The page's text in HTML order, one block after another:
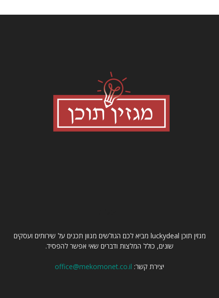
מגזין תוכן luckydeal מביא לכם הגולשים מגוון תכנים על שירותים ועסקים
שונים, כולל המלצות ודברים שאי אפשר להפסיד.
יצירת קשר: office@mekomonet.co.il